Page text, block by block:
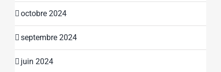
octobre 2024
septembre 2024
juin 2024